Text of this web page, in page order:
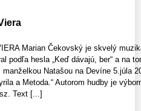
Marian Čekovský je skvelý
podľa hesla „Keď dávajú, ber“ a na
manželkou Natašou na Devíne 5.júla
a Metoda.“ Autorom hudby je
Text [...]